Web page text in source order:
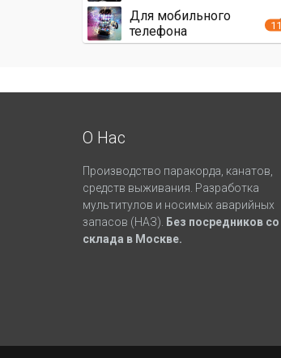
Для мобильного
телефона
11
О Нас
Производство паракорда, канатов,
средств выживания. Разработка
мультитулов и носимых аварийных
запасов (НАЗ).
Без посредников со
склада в Москве.